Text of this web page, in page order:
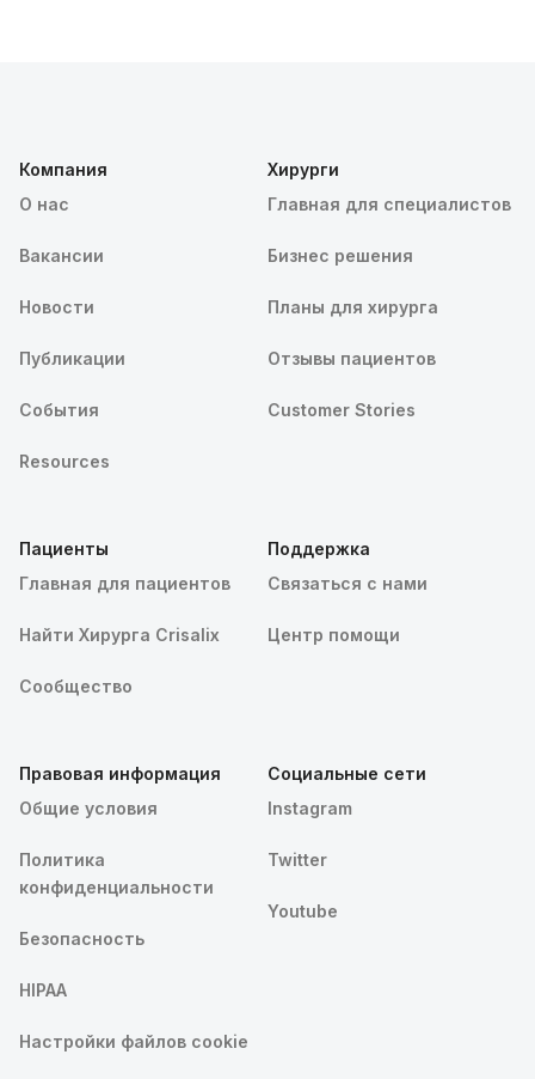
Компания
О нас
Вакансии
Новости
Публикации
События
Resources
Хирурги
Главная для специалистов
Бизнес решения
Планы для хирурга
Отзывы пациентов
Customer Stories
Пациенты
Главная для пациентов
Найти Хирурга Crisalix
Сообщество
Поддержка
Связаться с нами
Центр помощи
Правовая информация
Общие условия
Политика
конфиденциальности
Безопасность
HIPAA
Настройки файлов cookie
Социальные сети
Instagram
Twitter
Youtube